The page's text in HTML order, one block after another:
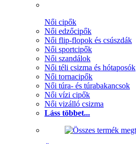
Női cipők
Női edzőcipők
Női flip-flopok és csúszdák
Női sportcipők
Női szandálok
Női téli csizma és hótaposók
Női tornacipők
Női túra- és túrabakancsok
Női vízi cipők
Női vizálló csizma
Láss többet...